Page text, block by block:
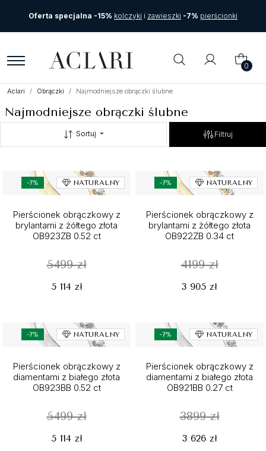
Oferta specjalna -15% kolczyki i zawieszki -7% pierścionki
0
Aclari Obrączki Najmodniejsze obrączki ślubne
Najmodniejsze obrączki ślubne
Sortuj Filtruj
-7% NATURALNY
Pierścionek obrączkowy z
brylantami z żółtego złota
OB923ZB 0.52 ct
5499 zł
5 114 zł
-7% NATURALNY
Pierścionek obrączkowy z
brylantami z żółtego złota
OB922ZB 0.34 ct
4199 zł
3 905 zł
-7% NATURALNY
Pierścionek obrączkowy z
diamentami z białego złota
OB923BB 0.52 ct
5499 zł
5 114 zł
-7% NATURALNY
Pierścionek obrączkowy z
diamentami z białego złota
OB921BB 0.27 ct
3899 zł
3 626 zł